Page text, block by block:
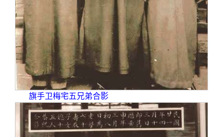
旗手卫梅宅五兄弟合影